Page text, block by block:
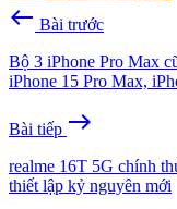
west Bài trước
Bộ 3 iPhone Pro Max
iPhone 15 Pro Max,
Bài tiếp east
realme 16T 5G chính
thiết lập kỷ nguyên mới